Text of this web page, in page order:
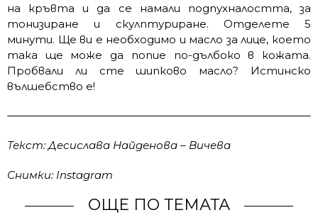
на кръвта и да се намали подпухналостта, за
тонизиране и скулптуриране. Отделете 5
минути. Ще ви е необходимо и масло за лице, което
така ще може да попие по-дълбоко в кожата.
Пробвали ли сте шипково масло? Истинско
вълшебство е!
Текст: Десислава Найденова – Вичева
Снимки: Instagram
ОЩЕ ПО ТЕМАТА